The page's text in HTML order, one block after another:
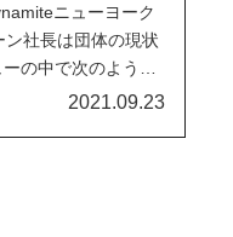
ニューヨーク
社長は団体の現状
の中で次のように
な」と思ったあな
2021.09.23